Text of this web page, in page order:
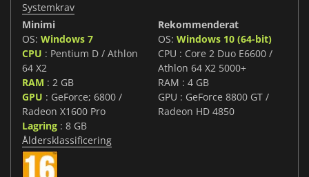
Systemkrav
Minimi
OS: Windows 7
CPU : Pentium D / Athlon
64 X2
RAM : 2 GB
GPU : GeForce; 6800 /
Radeon X1600 Pro
Lagring : 8 GB
Rekommenderat
OS: Windows 10 (64-bit)
CPU : Core 2 Duo E6600 /
Athlon 64 X2 5000+
RAM : 4 GB
GPU : GeForce 8800 GT /
Radeon HD 4850
Åldersklassificering